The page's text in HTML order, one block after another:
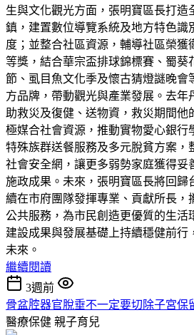
生與文化觀光方面，張明寶區長打造
鎮，建置數位導覽系統及地方特色識
度；並整合社區資源，輔導社區榮獲
等獎，結合華宗盃排球錦標賽、蜀葵
節、虱目魚文化季及懷古猜燈謎晚會
方品牌，帶動觀光與產業發展。去年
助救災及復健、送物資，救災期間他
極媒合社會資源，推動實物愛心銀行
特殊族群送餐服務及多元脫貧方案，
社會安全網，讓更多弱勢家庭獲得妥
施政成果。未來，張明寶區長將回歸
續在市府團隊發揮專業、貢獻所長，
公共服務，為市民創造更優質的生活
建設成果與發展基礎上持續穩健前行
未來。
繼續閱讀
3週前
骨盆腔器官脫垂不一定要切除子宮
醫療保健 親子育兒